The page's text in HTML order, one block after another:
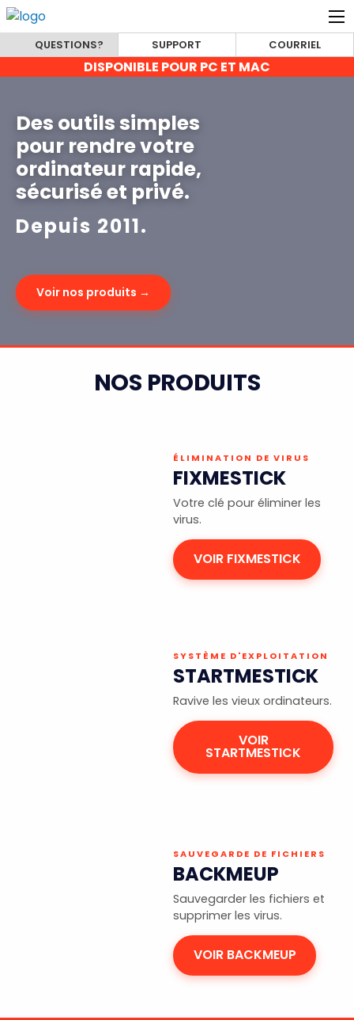
QUESTIONS? SUPPORT COURRIEL
DISPONIBLE POUR PC ET MAC
Des outils simples
pour rendre votre
ordinateur rapide,
sécurisé et privé.
Depuis 2011.
Voir nos produits →
NOS PRODUITS
ÉLIMINATION DE VIRUS
FIXMESTICK
Votre clé pour éliminer les
virus.
VOIR FIXMESTICK
SYSTÈME D'EXPLOITATION
STARTMESTICK
Ravive les vieux ordinateurs.
VOIR
STARTMESTICK
SAUVEGARDE DE FICHIERS
BACKMEUP
Sauvegarder les fichiers et
supprimer les virus.
VOIR BACKMEUP